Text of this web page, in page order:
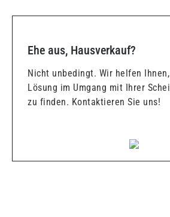
Ehe aus, Hausverkauf?
Nicht unbedingt. Wir helfen
Lösung im Umgang mit Ihrer
zu finden. Kontaktieren Sie uns!